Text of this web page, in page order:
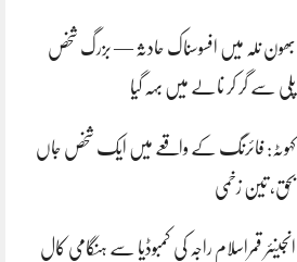
بھون نلہ میں افسوسناک حادثہ — بزرگ شخص
پلی سے گر کر نالے میں بہہ گیا
کہوٹہ: فائرنگ کے واقعے میں ایک شخص جاں
بحق، تین زخمی
انجینئر قمراسلام راجہ کی کمبوڈیا سے ہنگامی کال